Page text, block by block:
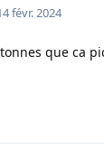
févr. 2024
que ca